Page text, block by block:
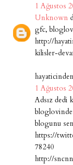
1 Ağustos
Unknown
gfc,
http://
kilisler-
1 Ağustos
Adsız dedi
blogunu
https://
78240
http://